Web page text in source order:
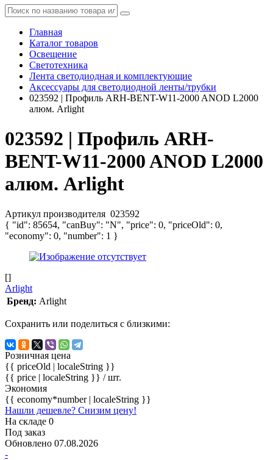
Главная
Каталог товаров
Освещение
Светотехника
Лента светодиодная и комплектующие
Аксессуары для светодиодной ленты/трубки
023592 | Профиль ARH-BENT-W11-2000 ANOD L2000
алюм. Arlight
023592 | Профиль ARH-
BENT-W11-2000 ANOD L2000
алюм. Arlight
Артикул производителя 023592
{ "id": 85654, "canBuy": "N", "price": 0, "priceOld": 0,
"economy": 0, "number": 1 }
[]
Arlight
Бренд: Arlight
Сохранить или поделиться с близкими:
Розничная цена
{{ priceOld | localeString }}
{{ price | localeString }} / шт.
Экономия
{{ economy*number | localeString }}
Нашли дешевле? Снизим цену!
На складе 0
Под заказ
Обновлено 07.08.2026
-